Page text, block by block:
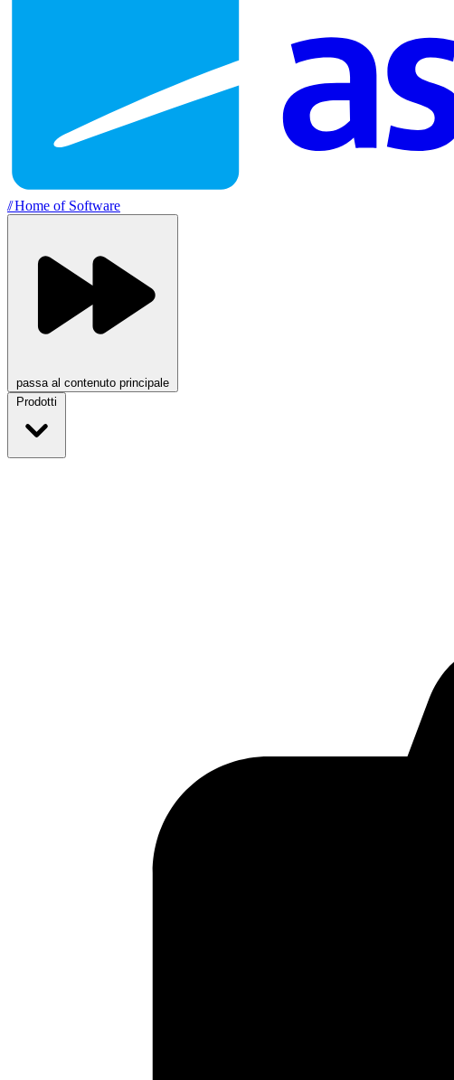
//Home of Software
passa al contenuto principale
Prodotti